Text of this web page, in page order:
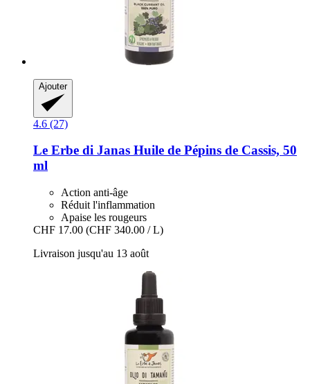
Ajouter
4.6 (27)
Le Erbe di Janas Huile de Pépins de Cassis, 50
ml
Action anti-âge
Réduit l'inflammation
Apaise les rougeurs
CHF 17.00 (CHF 340.00 / L)
Livraison jusqu'au 13 août